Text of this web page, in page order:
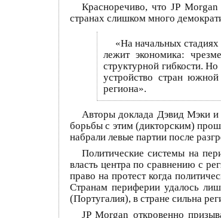
Красноречиво, что JP
странах слишком много
«На начальных
лежит экономика:
структурной гибкости.
устройство стран
региона».
Авторы доклада Дэвид Мэки и
борьбы с этим (дикторским)
набрали левые партии после
Политические системы на
власть центра по сравнению с
право на протест когда
Странам периферии удалось
(Португалия), в стране сильна
JP Morgan откровенно